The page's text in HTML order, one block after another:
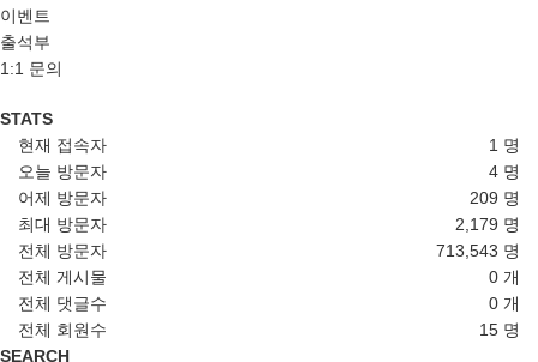
이벤트
출석부
1:1 문의
STATS
1 명
현재 접속자
4 명
오늘 방문자
209 명
어제 방문자
2,179 명
최대 방문자
713,543 명
전체 방문자
0 개
전체 게시물
0 개
전체 댓글수
15 명
전체 회원수
SEARCH